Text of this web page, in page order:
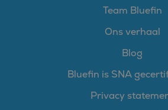
Team Bluefin
Ons verhaal
Blog
Bluefin is SNA
Privacy